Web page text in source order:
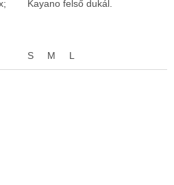
Kayano felső dukál.
S M L